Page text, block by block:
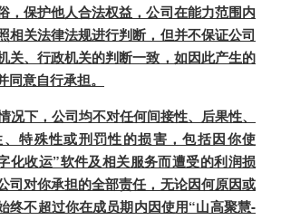
，保护他人合法权益，公司在能力范围内
相关法律法规进行判断，但并不保证公司
关、行政机关的判断一致，如因此产生的
意自行承担。
况下，公司均不对任何间接性、后果性、
特殊性或刑罚性的损害，包括因你使
化收运”软件及相关服务而遭受的利润损
司对你承担的全部责任，无论因何原因或
终不超过你在成员期内因使用“山高聚慧-